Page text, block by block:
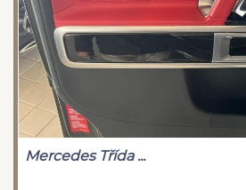
Mercedes Třída ...